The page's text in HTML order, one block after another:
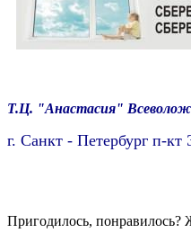
Т.Ц. "Анастасия"
г. Санкт - Петербург п-кт
Пригодилось,